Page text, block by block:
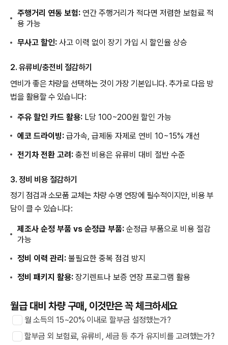
주행거리 연동 보험: 연간 주행거리가 적다면 저렴한 보험료 적
용 가능
무사고 할인: 사고 이력 없이 장기 가입 시 할인율 상승
2. 유류비/충전비 절감하기
연비가 좋은 차량을 선택하는 것이 가장 기본입니다. 추가로 다음 방
법을 활용할 수 있습니다:
주유 할인 카드 활용: L당 100~200원 할인 가능
에코 드라이빙: 급가속, 급제동 자제로 연비 10~15% 개선
전기차 전환 고려: 충전 비용은 유류비 대비 절반 수준
3. 정비 비용 절감하기
정기 점검과 소모품 교체는 차량 수명 연장에 필수적이지만, 비용 부
담이 클 수 있습니다:
제조사 순정 부품 vs 순정급 부품: 순정급 부품으로 비용 절감
가능
정비 이력 관리: 불필요한 중복 점검 방지
정비 패키지 활용: 장기렌트나 보증 연장 프로그램 활용
월급 대비 차량 구매, 이것만은 꼭 체크하세요
월 소득의 15~20% 이내로 할부금 설정했는가?
할부금 외 보험료, 유류비, 세금 등 추가 유지비를 고려했는가?